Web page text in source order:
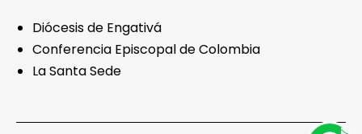
Diócesis de Engativá
Conferencia Episcopal de Colombia
La Santa Sede